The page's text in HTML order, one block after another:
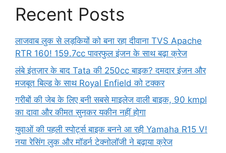
Recent Posts
लाजवाब लुक से लड़कियों को बना रहा दीवाना TVS Apache
RTR 160! 159.7cc पावरफुल इंजन के साथ बढ़ा क्रेज
लंबे इंतज़ार के बाद Tata की 250cc बाइक? दमदार इंजन और
मजबूत बिल्ड के साथ Royal Enfield को टक्कर
गरीबों की जेब के लिए बनी सबसे माइलेज वाली बाइक, 90 kmpl
का दावा और कीमत सुनकर यकीन नहीं होगा
युवाओं की पहली स्पोर्ट्स बाइक बनने आ रही Yamaha R15 V!
नया रेसिंग लुक और मॉडर्न टेक्नोलॉजी ने बढ़ाया क्रेज